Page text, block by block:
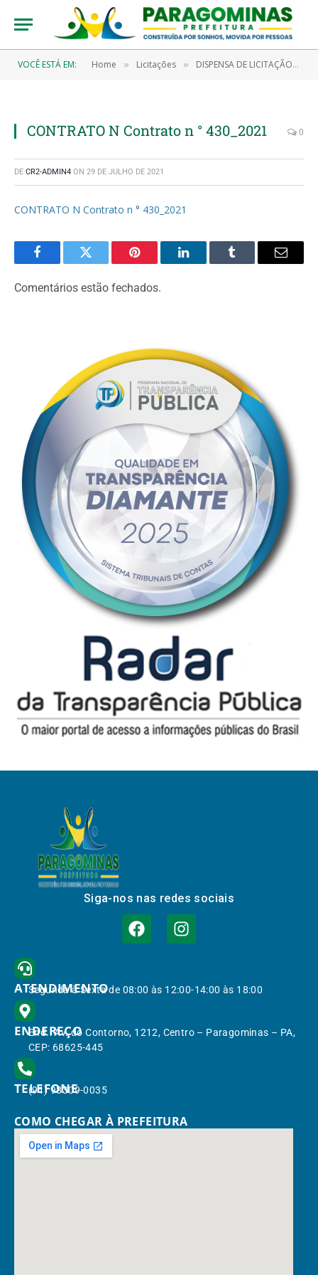
VOCÊ ESTÁ EM: Home » Licitações » DISPENSA DE LICITAÇÃO Nº 7/2021-00010 (AQUISIÇÃO DE GÁS OXIGÊNIO MEDICINAL EM CILINDROS DE 7 A 10M³, 0,6M³ A 1,0M³ E 2,5 A 3,5M, OBJETIVANDO ATENDER A SECRETARIA MUNICIPAL DE SAÚDE E SEUS PROGRAMAS, HOSPITAL MUNICIPAL E UNIDADE DE PRONTO ATENDIMENTO – UPA)
CONTRATO N Contrato n ° 430_2021 0
DE CR2-ADMIN4 ON 29 DE JULHO DE 2021
CONTRATO N Contrato n ° 430_2021
FacebookTwitter Pinterest LinkedInTumblr Email
Comentários estão fechados.
Siga-nos nas redes sociais
ATENDIMENTO
Segunda à Sexta de 08:00 às 12:00-14:00 às 18:00
ENDEREÇO
End.: Av. do Contorno, 1212, Centro – Paragominas – PA,
CEP: 68625-445
TELEFONE
(91) 98309-0035
COMO CHEGAR À PREFEITURA